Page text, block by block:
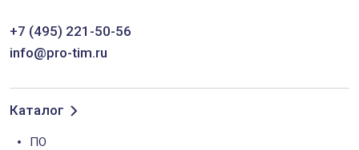
+7 (495) 221-50-56
info@pro-tim.ru
Каталог
ПО